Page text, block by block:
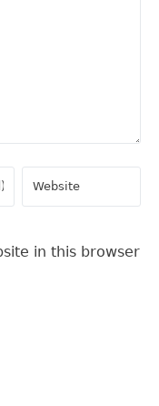
in this browser